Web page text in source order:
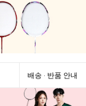
배송 · 반품 안내